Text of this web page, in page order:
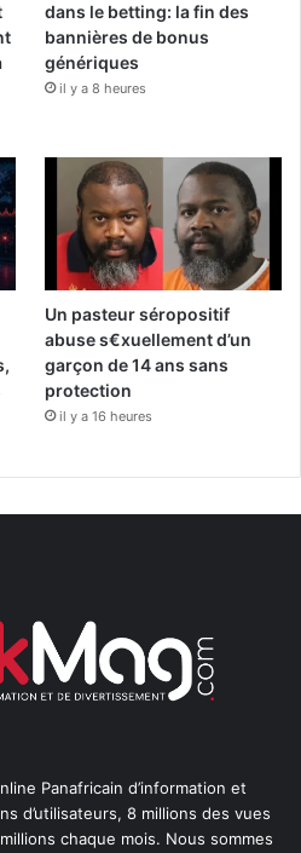
dans le betting: la fin des
bannières de bonus
génériques
il y a 8 heures
Un pasteur séropositif
abuse s€xuellement d’un
garçon de 14 ans sans
protection
il y a 16 heures
Panafricain d’information et
d’utilisateurs, 8 millions des vues
chaque mois. Nous sommes